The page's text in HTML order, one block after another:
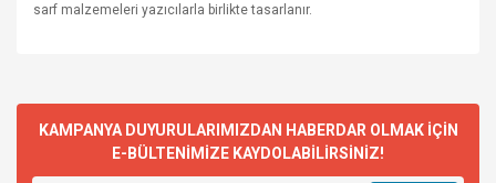
sarf malzemeleri yazıcılarla birlikte tasarlanır.
KAMPANYA DUYURULARIMIZDAN HABERDAR OLMAK İÇİN
E-BÜLTENİMİZE KAYDOLABİLİRSİNİZ!